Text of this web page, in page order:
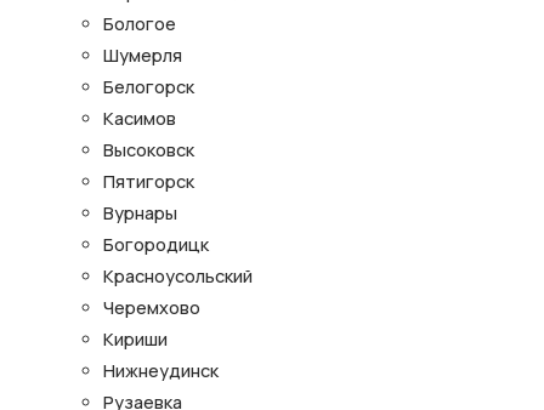
Бологое
Шумерля
Белогорск
Касимов
Высоковск
Пятигорск
Вурнары
Богородицк
Красноусольский
Черемхово
Кириши
Нижнеудинск
Рузаевка